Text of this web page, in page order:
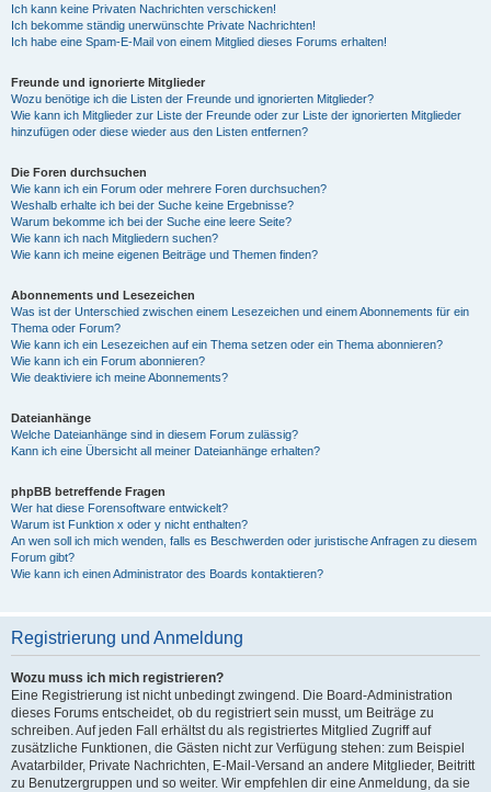
Ich kann keine Privaten Nachrichten verschicken!
Ich bekomme ständig unerwünschte Private Nachrichten!
Ich habe eine Spam-E-Mail von einem Mitglied dieses Forums erhalten!
Freunde und ignorierte Mitglieder
Wozu benötige ich die Listen der Freunde und ignorierten Mitglieder?
Wie kann ich Mitglieder zur Liste der Freunde oder zur Liste der ignorierten Mitglieder
hinzufügen oder diese wieder aus den Listen entfernen?
Die Foren durchsuchen
Wie kann ich ein Forum oder mehrere Foren durchsuchen?
Weshalb erhalte ich bei der Suche keine Ergebnisse?
Warum bekomme ich bei der Suche eine leere Seite?
Wie kann ich nach Mitgliedern suchen?
Wie kann ich meine eigenen Beiträge und Themen finden?
Abonnements und Lesezeichen
Was ist der Unterschied zwischen einem Lesezeichen und einem Abonnements für ein
Thema oder Forum?
Wie kann ich ein Lesezeichen auf ein Thema setzen oder ein Thema abonnieren?
Wie kann ich ein Forum abonnieren?
Wie deaktiviere ich meine Abonnements?
Dateianhänge
Welche Dateianhänge sind in diesem Forum zulässig?
Kann ich eine Übersicht all meiner Dateianhänge erhalten?
phpBB betreffende Fragen
Wer hat diese Forensoftware entwickelt?
Warum ist Funktion x oder y nicht enthalten?
An wen soll ich mich wenden, falls es Beschwerden oder juristische Anfragen zu diesem
Forum gibt?
Wie kann ich einen Administrator des Boards kontaktieren?
Registrierung und Anmeldung
Wozu muss ich mich registrieren?
Eine Registrierung ist nicht unbedingt zwingend. Die Board-Administration
dieses Forums entscheidet, ob du registriert sein musst, um Beiträge zu
schreiben. Auf jeden Fall erhältst du als registriertes Mitglied Zugriff auf
zusätzliche Funktionen, die Gästen nicht zur Verfügung stehen: zum Beispiel
Avatarbilder, Private Nachrichten, E-Mail-Versand an andere Mitglieder, Beitritt
zu Benutzergruppen und so weiter. Wir empfehlen dir eine Anmeldung, da sie